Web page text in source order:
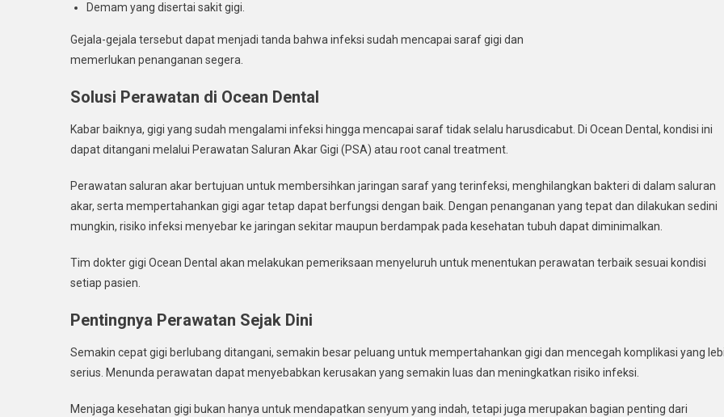
Demam yang disertai sakit gigi.
Gejala-gejala tersebut dapat menjadi tanda bahwa infeksi sudah mencapai saraf gigi dan
memerlukan penanganan segera.
Solusi Perawatan di Ocean Dental
Kabar baiknya, gigi yang sudah mengalami infeksi hingga mencapai saraf tidak selalu harusdicabut. Di Ocean Dental, kondisi ini
dapat ditangani melalui Perawatan Saluran Akar Gigi (PSA) atau root canal treatment.
Perawatan saluran akar bertujuan untuk membersihkan jaringan saraf yang terinfeksi, menghilangkan bakteri di dalam saluran
akar, serta mempertahankan gigi agar tetap dapat berfungsi dengan baik. Dengan penanganan yang tepat dan dilakukan sedini
mungkin, risiko infeksi menyebar ke jaringan sekitar maupun berdampak pada kesehatan tubuh dapat diminimalkan.
Tim dokter gigi Ocean Dental akan melakukan pemeriksaan menyeluruh untuk menentukan perawatan terbaik sesuai kondisi
setiap pasien.
Pentingnya Perawatan Sejak Dini
Semakin cepat gigi berlubang ditangani, semakin besar peluang untuk mempertahankan gigi dan mencegah komplikasi yang
serius. Menunda perawatan dapat menyebabkan kerusakan yang semakin luas dan meningkatkan risiko infeksi.
Menjaga kesehatan gigi bukan hanya untuk mendapatkan senyum yang indah, tetapi juga merupakan bagian penting dari